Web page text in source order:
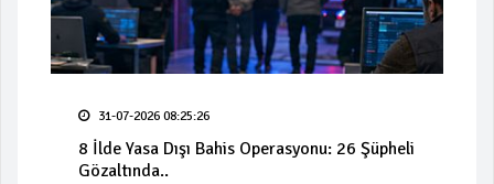
31-07-2026 08:25:26
8 İlde Yasa Dışı Bahis Operasyonu: 26 Şüpheli
Gözaltında..